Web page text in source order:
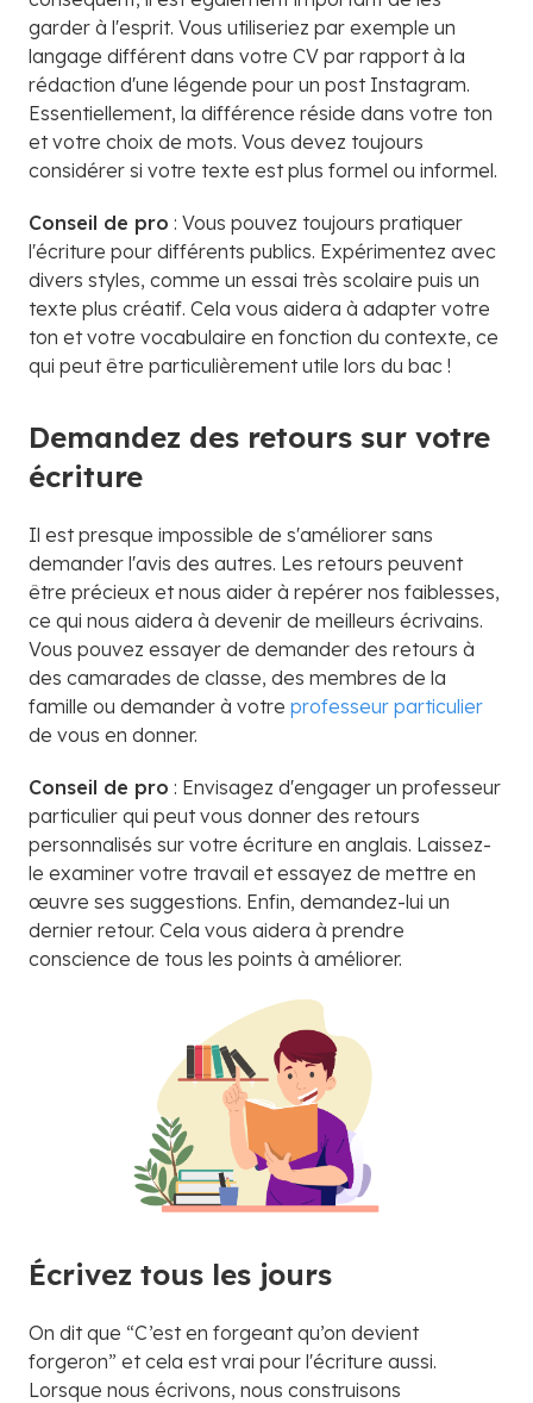
garder à l'esprit. Vous utiliseriez par exemple un
langage différent dans votre CV par rapport à la
rédaction d'une légende pour un post Instagram.
Essentiellement, la différence réside dans votre ton
et votre choix de mots. Vous devez toujours
considérer si votre texte est plus formel ou informel.
Conseil de pro : Vous pouvez toujours pratiquer
l'écriture pour différents publics. Expérimentez avec
divers styles, comme un essai très scolaire puis un
texte plus créatif. Cela vous aidera à adapter votre
ton et votre vocabulaire en fonction du contexte, ce
qui peut être particulièrement utile lors du bac !
Demandez des retours sur votre
écriture
Il est presque impossible de s'améliorer sans
demander l'avis des autres. Les retours peuvent
être précieux et nous aider à repérer nos faiblesses,
ce qui nous aidera à devenir de meilleurs écrivains.
Vous pouvez essayer de demander des retours à
des camarades de classe, des membres de la
famille ou demander à votre professeur particulier
de vous en donner.
Conseil de pro : Envisagez d'engager un professeur
particulier qui peut vous donner des retours
personnalisés sur votre écriture en anglais. Laissez-
le examiner votre travail et essayez de mettre en
œuvre ses suggestions. Enfin, demandez-lui un
dernier retour. Cela vous aidera à prendre
conscience de tous les points à améliorer.
Écrivez tous les jours
On dit que “C’est en forgeant qu’on devient
forgeron” et cela est vrai pour l'écriture aussi.
Lorsque nous écrivons, nous construisons